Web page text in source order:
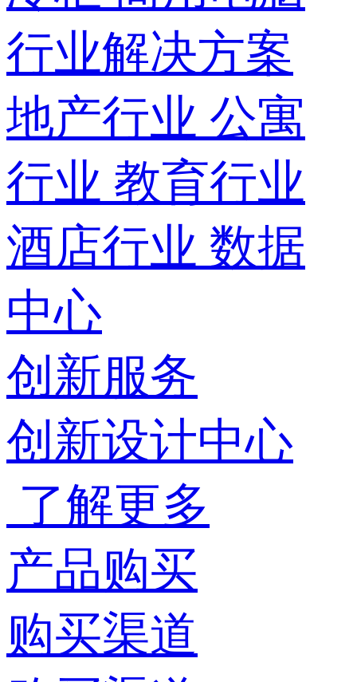
行业解决方案
地产行业 公寓
行业 教育行业
酒店行业 数据
中心
创新服务
创新设计中心
了解更多
产品购买
购买渠道